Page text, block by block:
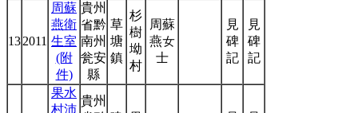
132011
周蘇
燕衛
生室
(附
件)
貴州
省黔
南州
瓮安
縣
草
塘
鎮
杉
樹
坳
村
周蘇
燕女
士
見
碑
記
見
碑
記
果水
村沛
貴州